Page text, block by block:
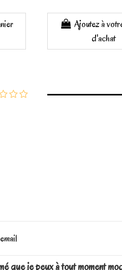
Ajoutez à
d'achat
que je peux à tout moment